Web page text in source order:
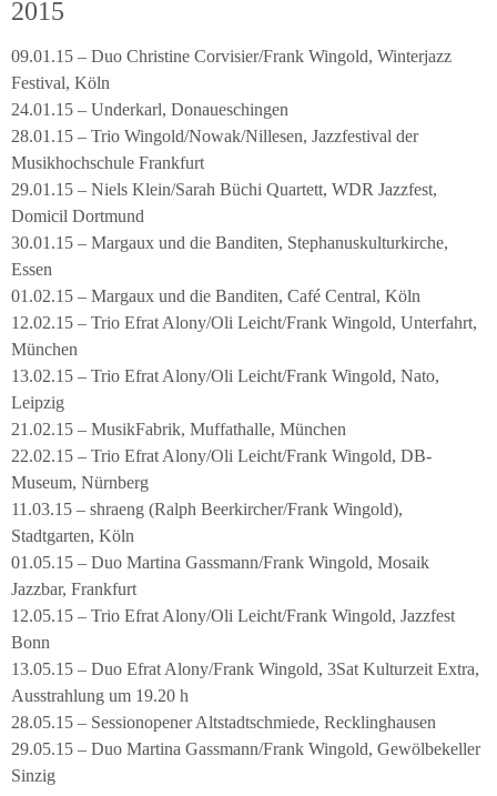
2015
09.01.15 – Duo Christine Corvisier/Frank Wingold, Winterjazz
Festival, Köln
24.01.15 – Underkarl, Donaueschingen
28.01.15 – Trio Wingold/Nowak/Nillesen, Jazzfestival der
Musikhochschule Frankfurt
29.01.15 – Niels Klein/Sarah Büchi Quartett, WDR Jazzfest,
Domicil Dortmund
30.01.15 – Margaux und die Banditen, Stephanuskulturkirche,
Essen
01.02.15 – Margaux und die Banditen, Café Central, Köln
12.02.15 – Trio Efrat Alony/Oli Leicht/Frank Wingold, Unterfahrt,
München
13.02.15 – Trio Efrat Alony/Oli Leicht/Frank Wingold, Nato,
Leipzig
21.02.15 – MusikFabrik, Muffathalle, München
22.02.15 – Trio Efrat Alony/Oli Leicht/Frank Wingold, DB-
Museum, Nürnberg
11.03.15 – shraeng (Ralph Beerkircher/Frank Wingold),
Stadtgarten, Köln
01.05.15 – Duo Martina Gassmann/Frank Wingold, Mosaik
Jazzbar, Frankfurt
12.05.15 – Trio Efrat Alony/Oli Leicht/Frank Wingold, Jazzfest
Bonn
13.05.15 – Duo Efrat Alony/Frank Wingold, 3Sat Kulturzeit Extra,
Ausstrahlung um 19.20 h
28.05.15 – Sessionopener Altstadtschmiede, Recklinghausen
29.05.15 – Duo Martina Gassmann/Frank Wingold, Gewölbekeller
Sinzig